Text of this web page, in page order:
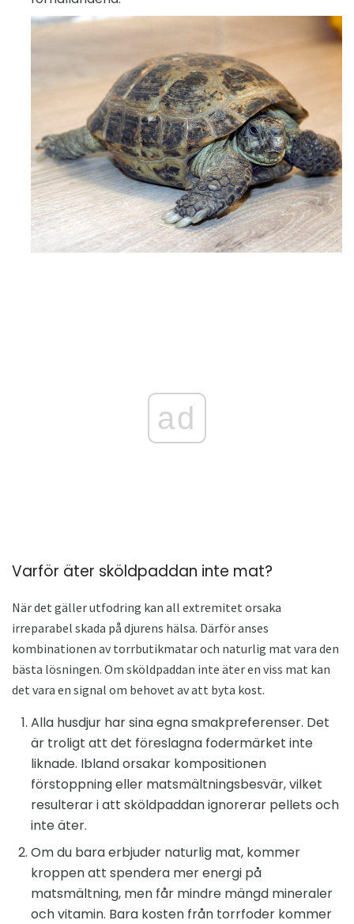
ad
Varför äter sköldpaddan inte mat?
När det gäller utfodring kan all extremitet orsaka
irreparabel skada på djurens hälsa. Därför anses
kombinationen av torrbutikmatar och naturlig mat vara den
bästa lösningen. Om sköldpaddan inte äter en viss mat kan
det vara en signal om behovet av att byta kost.
Alla husdjur har sina egna smakpreferenser. Det
är troligt att det föreslagna fodermärket inte
liknade. Ibland orsakar kompositionen
förstoppning eller matsmältningsbesvär, vilket
resulterar i att sköldpaddan ignorerar pellets och
inte äter.
Om du bara erbjuder naturlig mat, kommer
kroppen att spendera mer energi på
matsmältning, men får mindre mängd mineraler
och vitamin. Bara kosten från torrfoder kommer